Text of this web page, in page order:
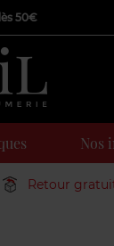
50€
Nos
Retour